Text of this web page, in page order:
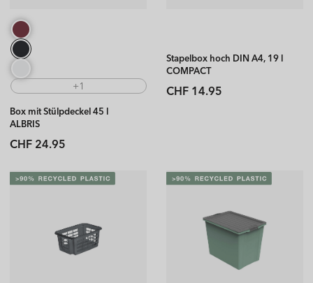
+1
Box mit Stülpdeckel 45 l
ALBRIS
Normaler
CHF 24.95
Stapelbox hoch DIN A4, 19 l
COMPACT
Normaler
CHF 14.95